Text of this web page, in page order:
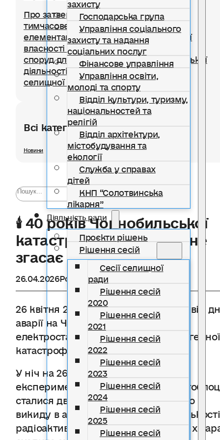
Господарська група
Управління соціального
захисту та надання
соціальних послуг
Фінансове управління
Управління освіти,
молоді та спорту
Відділ культури, туризму,
національностей та
релігій
Відділ архітектури,
містобудування та
екології
Служба у справах
дітей
КНП “Солотвинська
лікарня”
Діяльність ради
Проєкти рішень
Рішення сесій
Сесії селищної
ради
Рішення сесій
2020
Рішення сесій
2021
Рішення сесій
2022
Рішення сесій
2023
Рішення сесій
2024
Рішення сесій
2025
Рішення сесій
Про затвердження Положення про
тимчасове користування окремими
елементами благоустрою комунальної
власності для розміщення тимчасових
споруд для провадження підприємницької
діяльності на території Солотвинської
селищної територіальної громади
Всі категорії розділу
Новини
🕯 40 років Чорнобильської
катастрофи: біль, який не
згасає
26.04.2026РозділНовини
26 квітня 2026 року минає 40 років від
аварії на Чорнобильська атомна
електростанція— найбільшої техногенної
катастрофи в історії людства.
У ніч на 26 квітня 1986 року під час
експерименту на четвертому
сталися два вибухи, що призвели до
викиду в атмосферу величезної кількості
радіоактивних речовин. Радіаційна